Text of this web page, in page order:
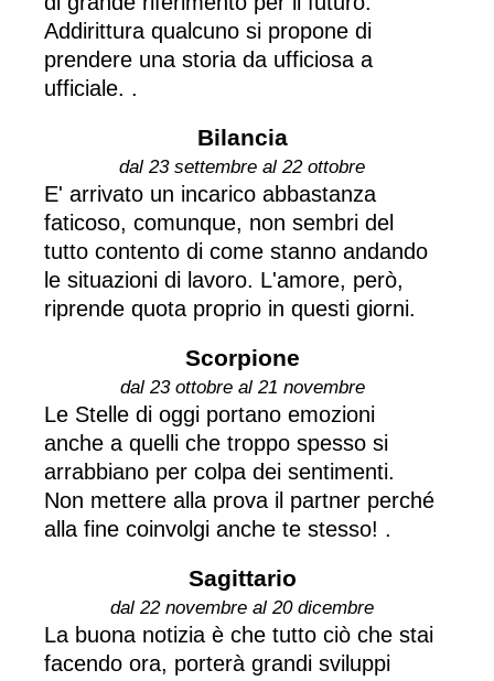
Addirittura qualcuno si propone di
prendere una storia da ufficiosa a
ufficiale. .
Bilancia
dal 23 settembre al 22 ottobre
E' arrivato un incarico abbastanza
faticoso, comunque, non sembri del
tutto contento di come stanno andando
le situazioni di lavoro. L'amore, però,
riprende quota proprio in questi giorni.
Scorpione
dal 23 ottobre al 21 novembre
Le Stelle di oggi portano emozioni
anche a quelli che troppo spesso si
arrabbiano per colpa dei sentimenti.
Non mettere alla prova il partner perché
alla fine coinvolgi anche te stesso! .
Sagittario
dal 22 novembre al 20 dicembre
La buona notizia è che tutto ciò che stai
facendo ora, porterà grandi sviluppi